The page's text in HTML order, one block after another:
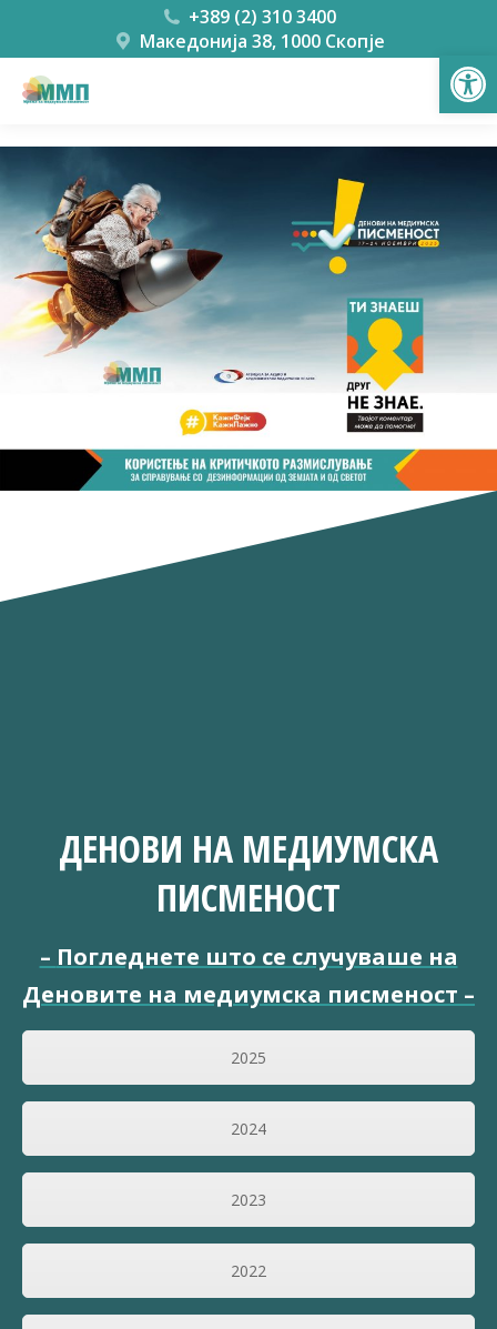
+389 (2) 310 3400
Македонија 38, 1000 Скопје
ДЕНОВИ НА МЕДИУМСКА
ПИСМЕНОСТ
– Погледнете што се случуваше на
Деновите на медиумска писменост –
2025
2024
2023
2022